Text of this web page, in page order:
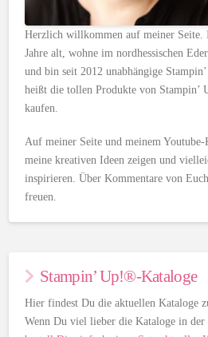
Herzlich willkommen auf meiner Seite.
Jahre alt, wohne im nordhessischen
und bin seit 2012 unabhängige
heißt die tollen Produkte von
kaufen.
Auf meiner Seite und meinem
meine kreativen Ideen zeigen und
inspirieren. Über Kommentare von
freuen.
Stampin’ Up!®-Kataloge
Hier findest Du die aktuellen Kataloge
Wenn Du viel lieber die Kataloge in